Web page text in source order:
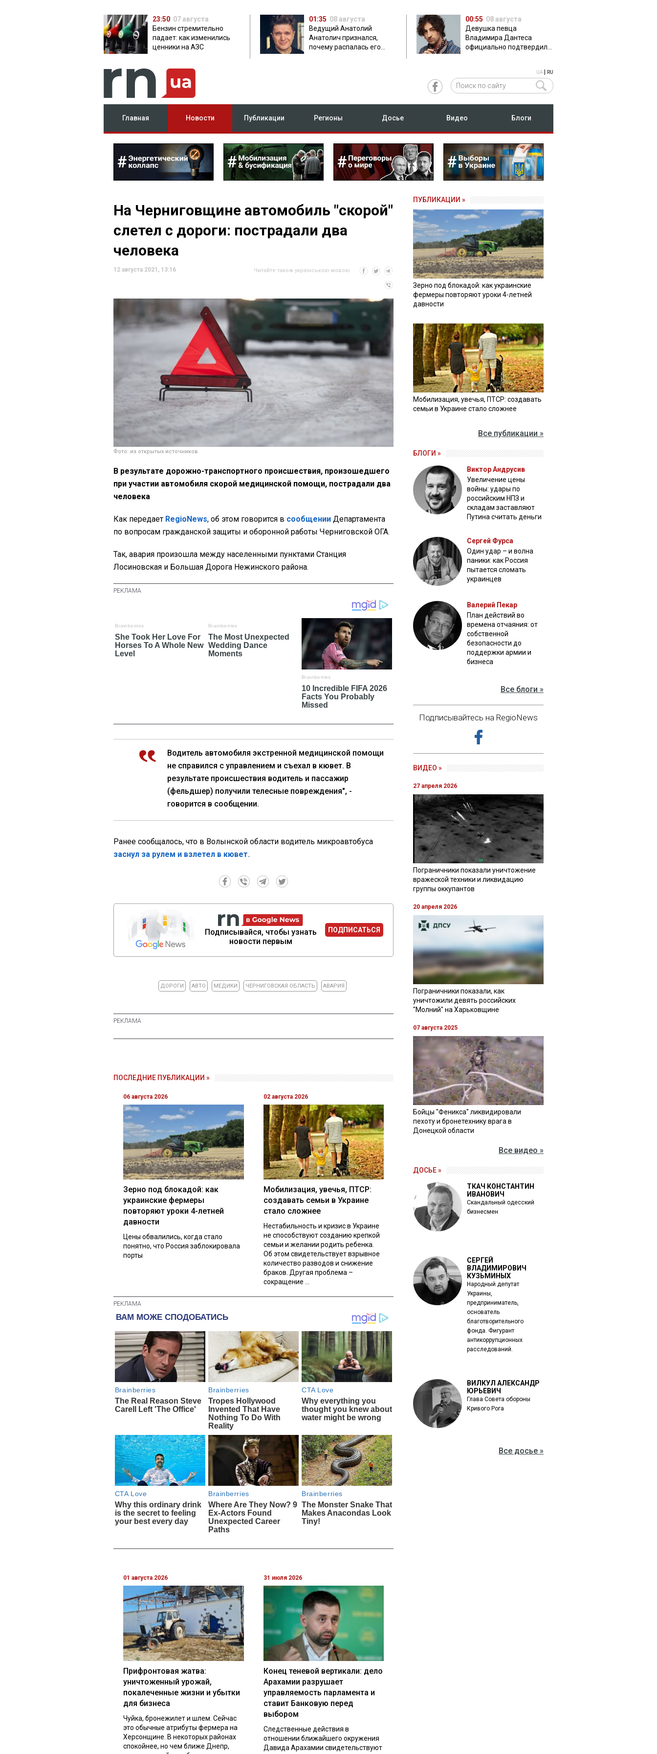
23:50 07 августа
Бензин стремительно
падает: как изменились
ценники на АЗС
01:35 08 августа
Ведущий Анатолий
Анатолич признался,
почему распалась его
00:55 08 августа
Девушка певца
Владимира Дантеса
официально подтвердила
UA RU
Главная Новости Публикации Регионы Досье Видео Блоги
На Черниговщине автомобиль "скорой"
слетел с дороги: пострадали два
человека
12 августа 2021, 13:16 Читайте також українською мовою
Фото: из открытых источников
В результате дорожно-транспортного происшествия, произошедшего
при участии автомобиля скорой медицинской помощи, пострадали два
человека
Как передает RegioNews, об этом говорится в сообщении Департамента
по вопросам гражданской защиты и оборонной работы Черниговской ОГА.
Так, авария произошла между населенными пунктами Станция
Лосиновская и Большая Дорога Нежинского района.
Водитель автомобиля экстренной медицинской помощи
не справился с управлением и съехал в кювет. В
результате происшествия водитель и пассажир
(фельдшер) получили телесные повреждения", -
говорится в сообщении.
Ранее сообщалось, что в Волынской области водитель микроавтобуса
заснул за рулем и взлетел в кювет.
Подписывайся, чтобы узнать
новости первым
ПОДПИСАТЬСЯ
ДОРОГИ АВТО МЕДИКИ ЧЕРНИГОВСКАЯ ОБЛАСТЬ АВАРИЯ
ПОСЛЕДНИЕ ПУБЛИКАЦИИ »
06 августа 2026
Зерно под блокадой: как
украинские фермеры
повторяют уроки 4-летней
давности
Цены обвалились, когда стало
понятно, что Россия заблокировала
порты
02 августа 2026
Мобилизация, увечья, ПТСР:
создавать семьи в Украине
стало сложнее
Нестабильность и кризис в Украине
не способствуют созданию крепкой
семьи и желании родить ребенка.
Об этом свидетельствует взрывное
количество разводов и снижение
браков. Другая проблема –
сокращение ...
01 августа 2026
Прифронтовая жатва:
уничтоженный урожай,
покалеченные жизни и убытки
для бизнеса
Чуйка, бронежилет и шлем. Сейчас
это обычные атрибуты фермера на
Херсонщине. В некоторых районах
спокойнее, но чем ближе Днепр,
31 июля 2026
Конец теневой вертикали: дело
Арахамии разрушает
управляемость парламента и
ставит Банковую перед
выбором
Следственные действия в
отношении ближайшего окружения
Давида Арахамии свидетельствуют
ПУБЛИКАЦИИ »
Зерно под блокадой: как украинские
фермеры повторяют уроки 4-летней
давности
Мобилизация, увечья, ПТСР: создавать
семьи в Украине стало сложнее
Все публикации »
БЛОГИ »
Виктор Андрусив
Увеличение цены
войны: удары по
российским НПЗ и
складам заставляют
Путина считать деньги
Сергей Фурса
Один удар – и волна
паники: как Россия
пытается сломать
украинцев
Валерий Пекар
План действий во
времена отчаяния: от
собственной
безопасности до
поддержки армии и
бизнеса
Все блоги »
Подписывайтесь на RegioNews
ВИДЕО »
27 апреля 2026
Пограничники показали уничтожение
вражеской техники и ликвидацию
группы оккупантов
20 апреля 2026
Пограничники показали, как
уничтожили девять российских
"Молний" на Харьковщине
07 августа 2025
Бойцы "Феникса" ликвидировали
пехоту и бронетехнику врага в
Донецкой области
Все видео »
ДОСЬЕ »
ТКАЧ КОНСТАНТИН
ИВАНОВИЧ
Скандальный одесский
бизнесмен
СЕРГЕЙ
ВЛАДИМИРОВИЧ
КУЗЬМИНЫХ
Народный депутат
Украины,
предприниматель,
основатель
благотворительного
фонда. Фигурант
антикоррупционных
расследований.
ВИЛКУЛ АЛЕКСАНДР
ЮРЬЕВИЧ
Глава Совета обороны
Кривого Рога
Все досье »